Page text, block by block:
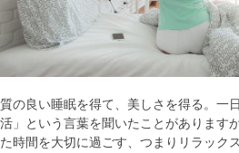
質の良い睡眠を得て、美しさを得る。一
活」という言葉を聞いたことがあります
た時間を大切に過ごす、つまりリラック